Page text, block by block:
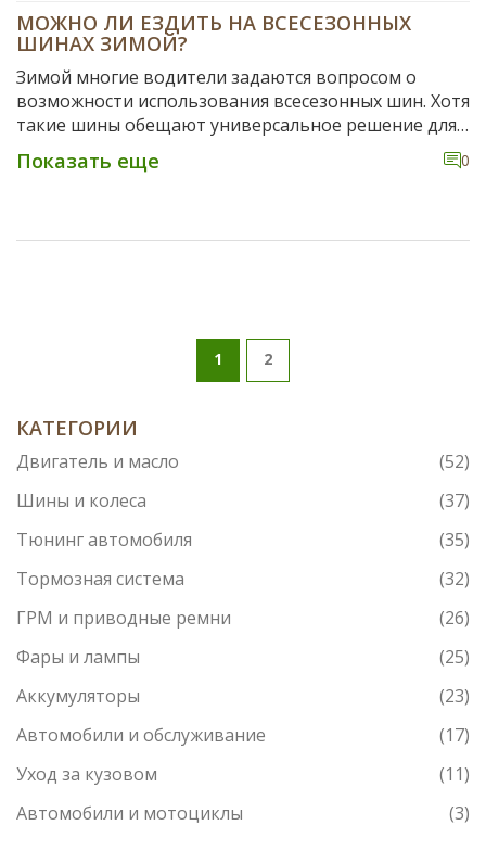
МОЖНО ЛИ ЕЗДИТЬ НА ВСЕСЕЗОННЫХ
ШИНАХ ЗИМОЙ?
Зимой многие водители задаются вопросом о
возможности использования всесезонных шин. Хотя
такие шины обещают универсальное решение для
всех сезонов, их эффективность в зимних условиях
часто становится предметом споров. В статье
шины для холодного времени года. Дополнительно
Показать еще 0
1 2
КАТЕГОРИИ
Двигатель и масло
(52)
Шины и колеса
(37)
Тюнинг автомобиля
(35)
Тормозная система
(32)
ГРМ и приводные ремни
(26)
Фары и лампы
(25)
Аккумуляторы
(23)
Автомобили и обслуживание
(17)
Уход за кузовом
(11)
Автомобили и мотоциклы
(3)